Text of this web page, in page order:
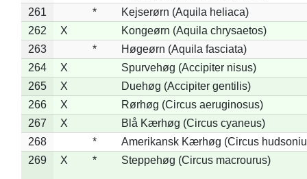
261
*
Kejserørn (Aquila heliaca)
262
X
Kongeørn (Aquila chrysaetos)
263
*
Høgeørn (Aquila fasciata)
264
X
Spurvehøg (Accipiter nisus)
265
X
Duehøg (Accipiter gentilis)
266
X
Rørhøg (Circus aeruginosus)
267
X
Blå Kærhøg (Circus cyaneus)
268
*
Amerikansk Kærhøg (Circus
269
X * Steppehøg (Circus macrourus)